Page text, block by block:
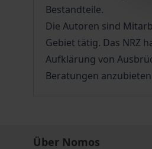
Bestandteile.
Die Autoren sind
Gebiet tätig. Das NRZ
Aufklärung von
Beratungen
Über Nomos